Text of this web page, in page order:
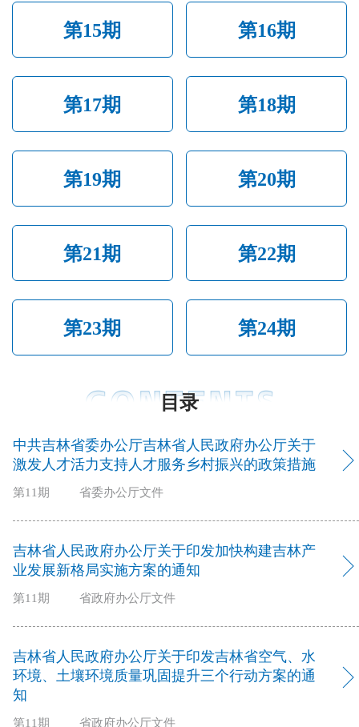
第15期 第16期
第17期 第18期
第19期 第20期
第21期 第22期
第23期 第24期
目录
中共吉林省委办公厅吉林省人民政府办公厅关于
激发人才活力支持人才服务乡村振兴的政策措施
第11期 省委办公厅文件
吉林省人民政府办公厅关于印发加快构建吉林产
业发展新格局实施方案的通知
第11期 省政府办公厅文件
吉林省人民政府办公厅关于印发吉林省空气、水
环境、土壤环境质量巩固提升三个行动方案的通
知
第11期 省政府办公厅文件